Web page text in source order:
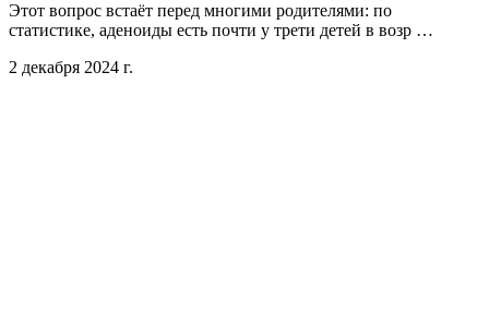
Этот вопрос встаёт перед многими родителями: по
статистике, аденоиды есть почти у трети детей в возр …
2 декабря 2024 г.